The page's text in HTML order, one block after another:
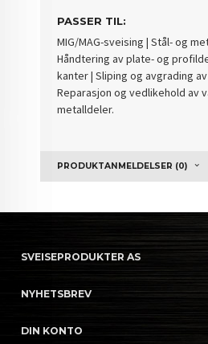
PASSER TIL:
MIG/MAG-sveising | Stål- og
Håndtering av plate- og
kanter | Sliping og avgrading
Reparasjon og vedlikehold av
metalldeler.
PRODUKTANMELDELSER (0)
SVEISEPRODUKTER AS
NYHETSBREV
DIN KONTO